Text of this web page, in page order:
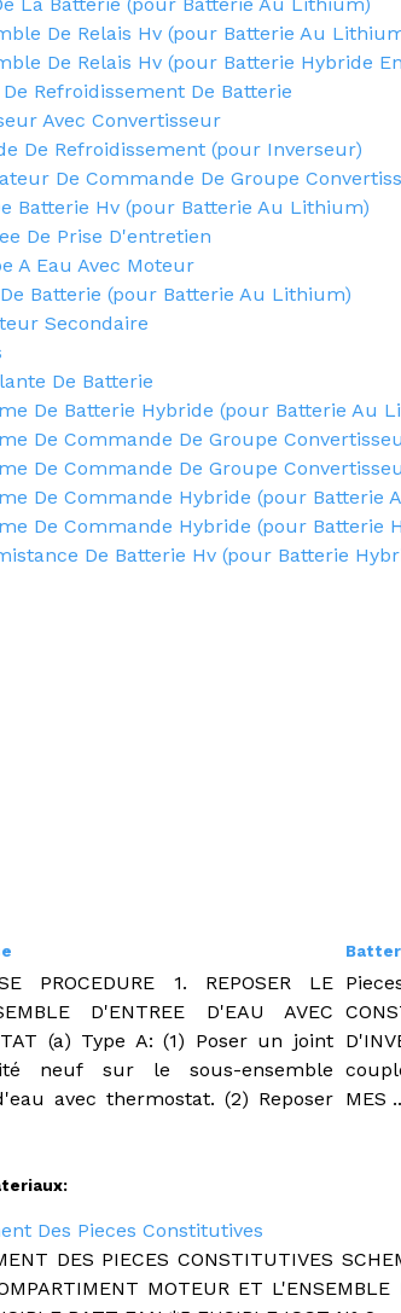
De Relais Hv (pour Batterie Au
De Relais Hv (pour Batterie Hybride
Refroidissement De Batterie
Avec Convertisseur
De Refroidissement (pour Inverseur)
De Commande De Groupe
Batterie Hv (pour Batterie Au Lithium)
De Prise D'entretien
A Eau Avec Moteur
Batterie (pour Batterie Au Lithium)
Secondaire
De Batterie
De Batterie Hybride (pour Batterie Au
De Commande De Groupe
De Commande De Groupe
De Commande Hybride (pour Batterie
De Commande Hybride (pour Batterie
De Batterie Hv (pour Batterie
PROCEDURE 1. REPOSER LE
D'ENTREE D'EAU AVEC
(a) Type A: (1) Poser un joint
neuf sur le sous-ensemble
avec thermostat. (2) Reposer MES
Des Pieces Constitutives
DES PIECES CONSTITUTIVES
MOTEUR ET